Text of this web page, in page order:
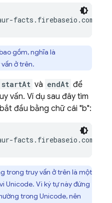
gồm, nghĩa là
ở trên.
startAt và endAt để
vấn. Ví dụ sau đây tìm
đầu bằng chữ cái "b":
trong truy vấn ở trên là một
Unicode. Vì ký tự này đứng
trong Unicode, nên